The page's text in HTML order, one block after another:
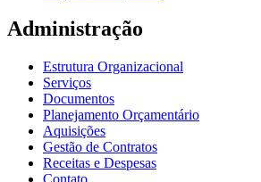
Administração
Estrutura Organizacional
Serviços
Documentos
Planejamento Orçamentário
Aquisições
Gestão de Contratos
Receitas e Despesas